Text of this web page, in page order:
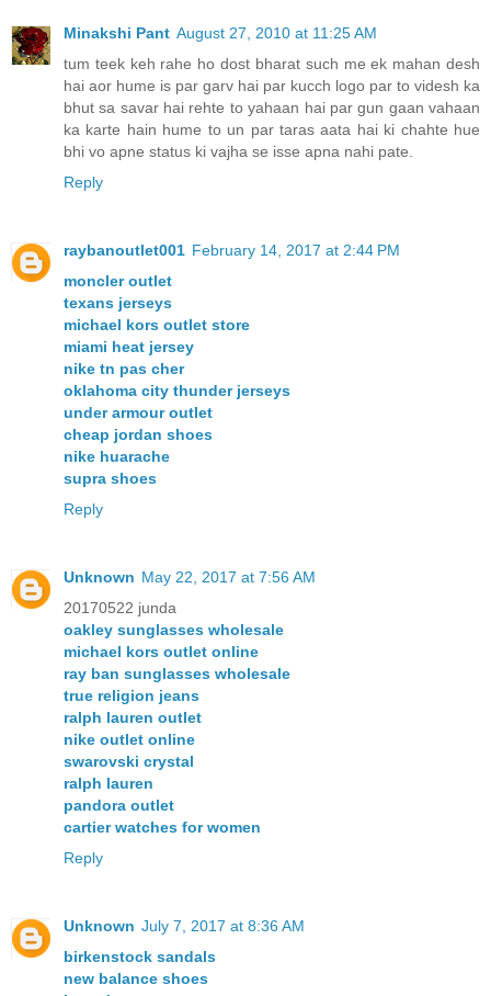
Minakshi Pant August 27, 2010 at 11:25 AM
tum teek keh rahe ho dost bharat such me ek mahan desh
hai aor hume is par garv hai par kucch logo par to videsh ka
bhut sa savar hai rehte to yahaan hai par gun gaan vahaan
ka karte hain hume to un par taras aata hai ki chahte hue
bhi vo apne status ki vajha se isse apna nahi pate.
Reply
raybanoutlet001 February 14, 2017 at 2:44 PM
moncler outlet
texans jerseys
michael kors outlet store
miami heat jersey
nike tn pas cher
oklahoma city thunder jerseys
under armour outlet
cheap jordan shoes
nike huarache
supra shoes
Reply
Unknown May 22, 2017 at 7:56 AM
20170522 junda
oakley sunglasses wholesale
michael kors outlet online
ray ban sunglasses wholesale
true religion jeans
ralph lauren outlet
nike outlet online
swarovski crystal
ralph lauren
pandora outlet
cartier watches for women
Reply
Unknown July 7, 2017 at 8:36 AM
birkenstock sandals
new balance shoes